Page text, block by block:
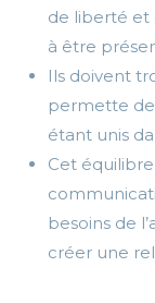
de liberté et
à être
Ils doivent
permette de
étant unis
Cet
besoins de
créer une